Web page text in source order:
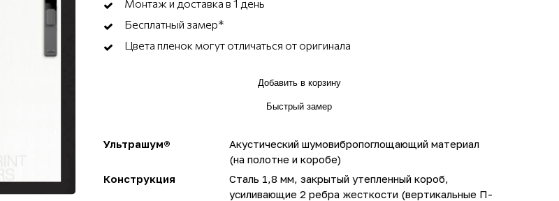
Монтаж и доставка в 1 день
Бесплатный замер*
Цвета пленок могут отличаться от оригинала
Добавить в корзину
Быстрый замер
Ультрашум®
Акустический шумовибропоглощающий материал
(на полотне и коробе)
Конструкция
Сталь 1,8 мм, закрытый утепленный короб,
усиливающие 2 ребра жесткости (вертикальные П-